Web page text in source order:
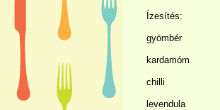
Ízesítés:
gyömbér
kardamóm
chilli
levendula